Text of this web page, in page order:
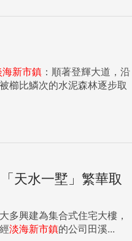
海新市鎮 ：順著登輝大道，沿
櫛比鱗次的水泥森林逐步取
天水一墅」繁華取
多興建為集合式住宅大樓，
淡海新市鎮的公司田溪...